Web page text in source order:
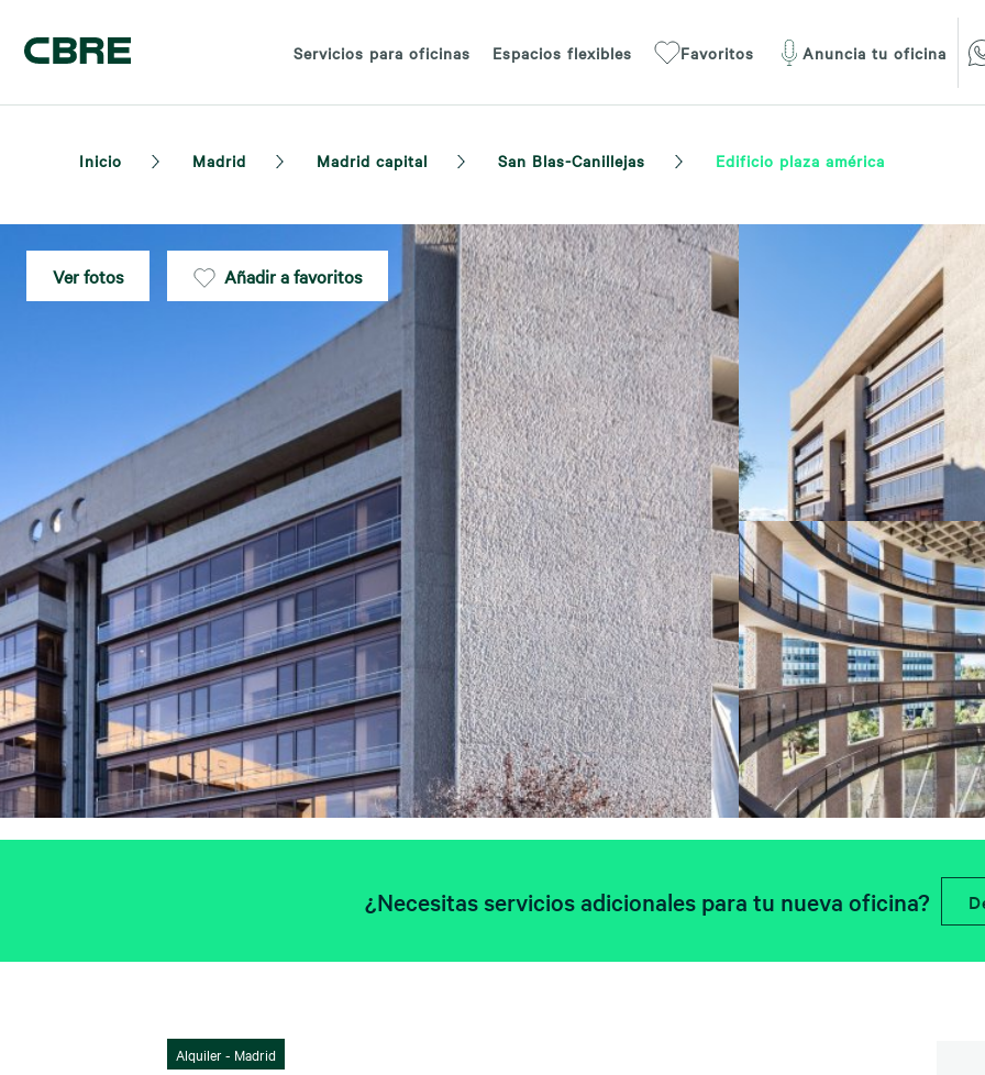
Servicios para oficinas Espacios flexibles Favoritos Anuncia tu oficina
Inicio Madrid Madrid capital San Blas-Canillejas Edificio plaza américa
Ver fotos Añadir a favoritos
¿Necesitas servicios adicionales para tu nueva oficina?
Alquiler - Madrid